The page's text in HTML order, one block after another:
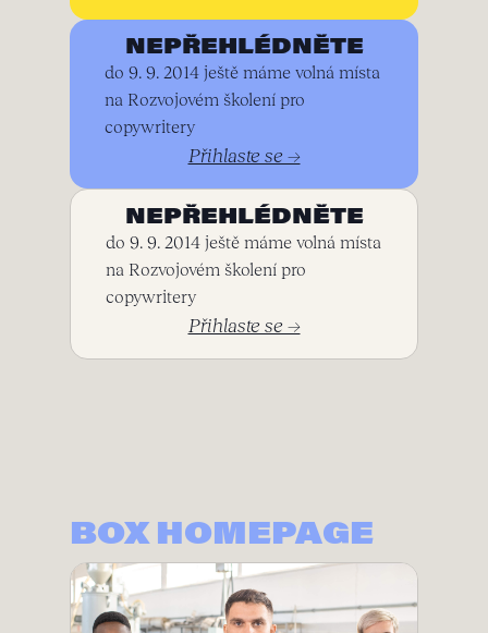
NEPŘEHLÉDNĚTE
do 9. 9. 2014 ještě máme volná místa
na Rozvojovém školení pro
copywritery
Přihlaste se →
NEPŘEHLÉDNĚTE
do 9. 9. 2014 ještě máme volná místa
na Rozvojovém školení pro
copywritery
Přihlaste se →
BOX HOMEPAGE